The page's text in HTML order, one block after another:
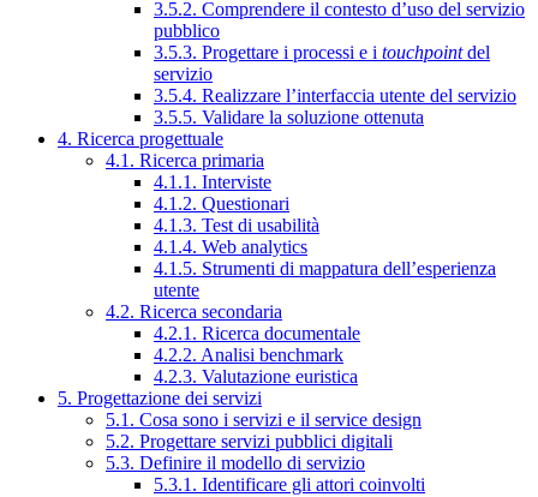
3.5.2. Comprendere il contesto d’uso del servizio
pubblico
3.5.3. Progettare i processi e i touchpointdel
servizio
3.5.4. Realizzare l’interfaccia utente del servizio
3.5.5. Validare la soluzione ottenuta
4. Ricerca progettuale
4.1. Ricerca primaria
4.1.1. Interviste
4.1.2. Questionari
4.1.3. Test di usabilità
4.1.4. Web analytics
4.1.5. Strumenti di mappatura dell’esperienza
utente
4.2. Ricerca secondaria
4.2.1. Ricerca documentale
4.2.2. Analisi benchmark
4.2.3. Valutazione euristica
5. Progettazione dei servizi
5.1. Cosa sono i servizi e il service design
5.2. Progettare servizi pubblici digitali
5.3. Definire il modello di servizio
5.3.1. Identificare gli attori coinvolti